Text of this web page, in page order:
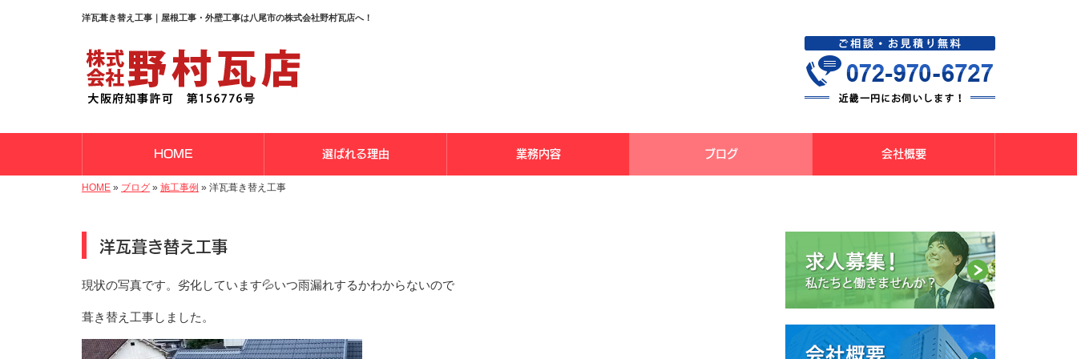
洋瓦葺き替え工事｜屋根工事・外壁工事は八尾市の株式会社野村瓦店へ！
HOME 選ばれる理由 業務内容 ブログ 会社概要
HOME » ブログ » 施工事例 » 洋瓦葺き替え工事
洋瓦葺き替え工事
現状の写真です。劣化しています💦いつ雨漏れするかわからないので
葺き替え工事しました。